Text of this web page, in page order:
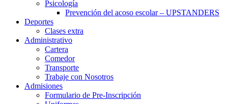
Psicología
Prevención del acoso escolar – UPSTANDERS
Deportes
Clases extra
Administrativo
Cartera
Comedor
Transporte
Trabaje con Nosotros
Admisiones
Formulario de Pre-Inscripción